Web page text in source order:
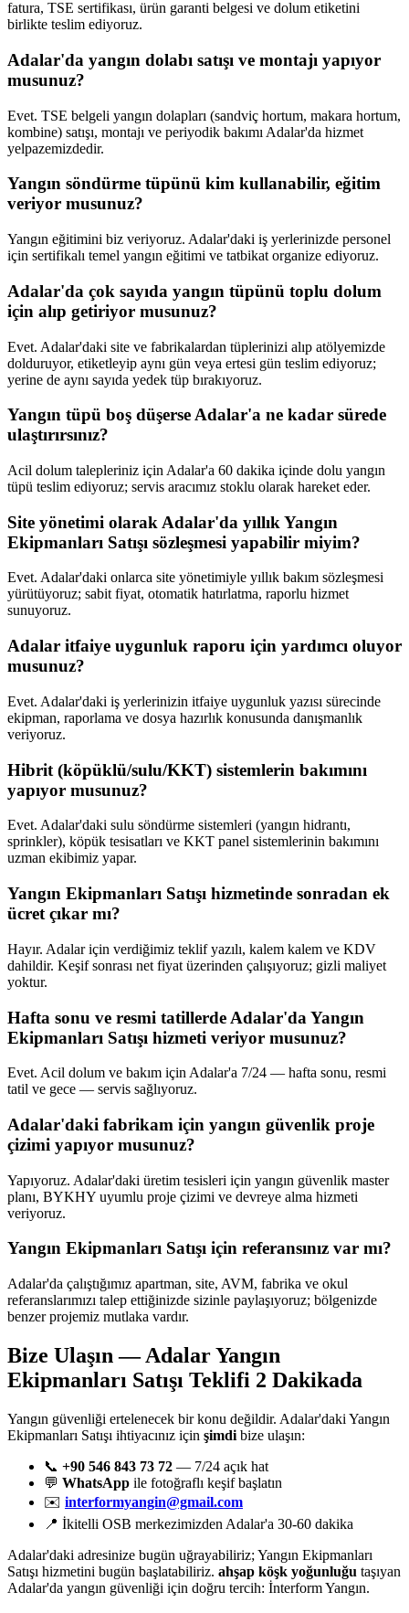
fatura, TSE sertifikası, ürün garanti belgesi ve dolum etiketini
birlikte teslim ediyoruz.
Adalar'da yangın dolabı satışı ve montajı yapıyor
musunuz?
Evet. TSE belgeli yangın dolapları (sandviç hortum, makara hortum,
kombine) satışı, montajı ve periyodik bakımı Adalar'da hizmet
yelpazemizdedir.
Yangın söndürme tüpünü kim kullanabilir, eğitim
veriyor musunuz?
Yangın eğitimini biz veriyoruz. Adalar'daki iş yerlerinizde personel
için sertifikalı temel yangın eğitimi ve tatbikat organize ediyoruz.
Adalar'da çok sayıda yangın tüpünü toplu dolum
için alıp getiriyor musunuz?
Evet. Adalar'daki site ve fabrikalardan tüplerinizi alıp atölyemizde
dolduruyor, etiketleyip aynı gün veya ertesi gün teslim ediyoruz;
yerine de aynı sayıda yedek tüp bırakıyoruz.
Yangın tüpü boş düşerse Adalar'a ne kadar sürede
ulaştırırsınız?
Acil dolum talepleriniz için Adalar'a 60 dakika içinde dolu yangın
tüpü teslim ediyoruz; servis aracımız stoklu olarak hareket eder.
Site yönetimi olarak Adalar'da yıllık Yangın
Ekipmanları Satışı sözleşmesi yapabilir miyim?
Evet. Adalar'daki onlarca site yönetimiyle yıllık bakım sözleşmesi
yürütüyoruz; sabit fiyat, otomatik hatırlatma, raporlu hizmet
sunuyoruz.
Adalar itfaiye uygunluk raporu için yardımcı oluyor
musunuz?
Evet. Adalar'daki iş yerlerinizin itfaiye uygunluk yazısı sürecinde
ekipman, raporlama ve dosya hazırlık konusunda danışmanlık
veriyoruz.
Hibrit (köpüklü/sulu/KKT) sistemlerin bakımını
yapıyor musunuz?
Evet. Adalar'daki sulu söndürme sistemleri (yangın hidrantı,
sprinkler), köpük tesisatları ve KKT panel sistemlerinin bakımını
uzman ekibimiz yapar.
Yangın Ekipmanları Satışı hizmetinde sonradan ek
ücret çıkar mı?
Hayır. Adalar için verdiğimiz teklif yazılı, kalem kalem ve KDV
dahildir. Keşif sonrası net fiyat üzerinden çalışıyoruz; gizli maliyet
yoktur.
Hafta sonu ve resmi tatillerde Adalar'da Yangın
Ekipmanları Satışı hizmeti veriyor musunuz?
Evet. Acil dolum ve bakım için Adalar'a 7/24 — hafta sonu, resmi
tatil ve gece — servis sağlıyoruz.
Adalar'daki fabrikam için yangın güvenlik proje
çizimi yapıyor musunuz?
Yapıyoruz. Adalar'daki üretim tesisleri için yangın güvenlik master
planı, BYKHY uyumlu proje çizimi ve devreye alma hizmeti
veriyoruz.
Yangın Ekipmanları Satışı için referansınız var mı?
Adalar'da çalıştığımız apartman, site, AVM, fabrika ve okul
referanslarımızı talep ettiğinizde sizinle paylaşıyoruz; bölgenizde
benzer projemiz mutlaka vardır.
Bize Ulaşın — Adalar Yangın
Ekipmanları Satışı Teklifi 2 Dakikada
Yangın güvenliği ertelenecek bir konu değildir. Adalar'daki Yangın
Ekipmanları Satışı ihtiyacınız için şimdi bize ulaşın:
📞 +90 546 843 73 72 — 7/24 açık hat
💬 WhatsApp ile fotoğraflı keşif başlatın
✉️ interformyangin@gmail.com
📍 İkitelli OSB merkezimizden Adalar'a 30-60 dakika
Adalar'daki adresinize bugün uğrayabiliriz; Yangın Ekipmanları
Satışı hizmetini bugün başlatabiliriz. ahşap köşk yoğunluğu taşıyan
Adalar'da yangın güvenliği için doğru tercih: İnterform Yangın.